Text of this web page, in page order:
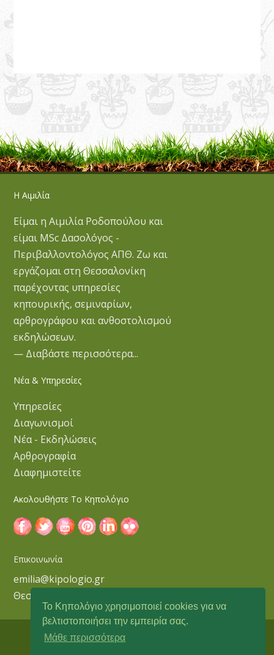
Το Κηπολόγιο χρησιμοποιεί cookies για να
βελτιστοποιήσει την εμπειρία σας.
Μάθε περισσότερα
Η Αιμιλία
Είμαι η Αιμιλία Ροδοπούλου και
είμαι MSc Δασολόγος -
Περιβαλλοντολόγος ΑΠΘ. Ζω και
εργάζομαι στη Θεσσαλονίκη
παρέχοντας υπηρεσίες
κηπουρικής, σεμιναρίων,
αρθρογράφου και ανθοστολισμού
εκδηλώσεων.
— Διαβάστε περισσότερα...
Νέα & Υπηρεσίες
Υπηρεσίες
Διαγωνισμοί
Νέα - Εκδηλώσεις
Αρθρογραφία
Διαφημιστείτε
Ακολουθήστε Το Κηπολόγιο
Επικοινωνία
emilia@kipologio.gr
Θεσσαλονίκη
Copyright © 2018 Κηπολόγιο